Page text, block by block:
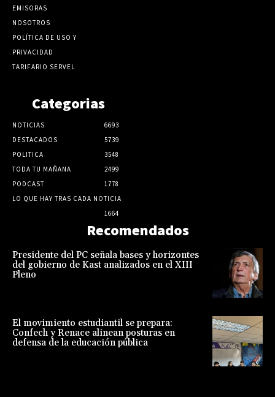
EMISORAS
NOSOTROS
POLÍTICA DE USO Y
PRIVACIDAD
TARIFARIO SERVEL
Categorias
NOTICIAS
6693
DESTACADOS
5739
POLITICA
3548
TODA TU MAÑANA
2499
PODCAST
1778
LO QUE HAY TRAS CADA NOTICIA
1664
Recomendados
Presidente del PC señala bases y horizontes
del gobierno de Kast analizados en el XIII
Pleno
El movimiento estudiantil se prepara:
Confech y Renace alinean posturas en
defensa de la educación pública